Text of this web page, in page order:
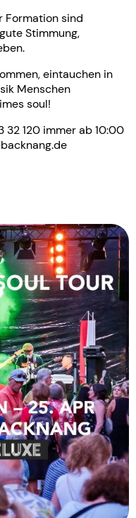
Formation sind
Stimmung,
eintauchen in
Menschen
soul!
32 120 immer ab 10:00